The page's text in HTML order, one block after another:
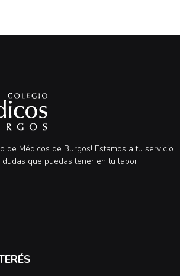
de Médicos de Burgos! Estamos a tu servicio
que puedas tener en tu labor